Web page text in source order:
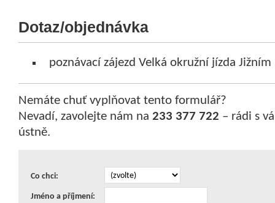
Dotaz/objednávka
poznávací zájezd Velká okružní jízda
Nemáte chuť vyplňovat tento formulář?
Nevadí, zavolejte nám na 233 377 722 – rádi s
ústně.
Co chci:
Jméno a příjmení: